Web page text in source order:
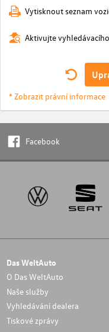
Vytisknout seznam
Aktivujte
* Zobrazit právní informace
Facebook
Das WeltAuto
O Das WeltAuto
Naše služby
Vyhledávání dealera
Tiskové zprávy